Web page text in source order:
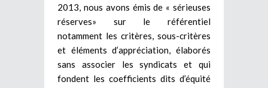
2013, nous avons émis de « sérieuses
réserves» sur le référentiel
notamment les critères, sous-critères
et éléments d’appréciation, élaborés
sans associer les syndicats et qui
fondent les coefficients dits d’équité